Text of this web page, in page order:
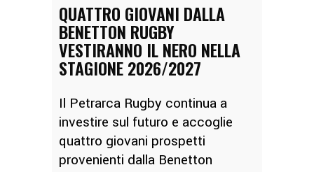
QUATTRO GIOVANI DALLA
BENETTON RUGBY
VESTIRANNO IL NERO NELLA
STAGIONE 2026/2027
Il Petrarca Rugby continua a
investire sul futuro e accoglie
quattro giovani prospetti
provenienti dalla Benetton